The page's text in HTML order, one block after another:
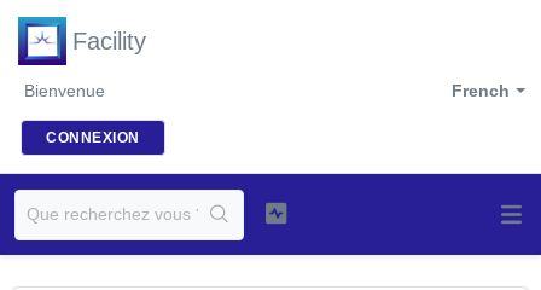
Facility
French
Bienvenue
CONNEXION